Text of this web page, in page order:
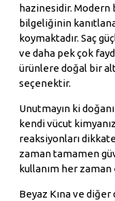
hazinesidir. Modern
bilgeliğinin
koymaktadır. Saç
ve daha pek çok
ürünlere doğal bir
seçenektir.
Unutmayın ki
kendi vücut
reaksiyonları
zaman tamamen
kullanım her
Beyaz Kına ve